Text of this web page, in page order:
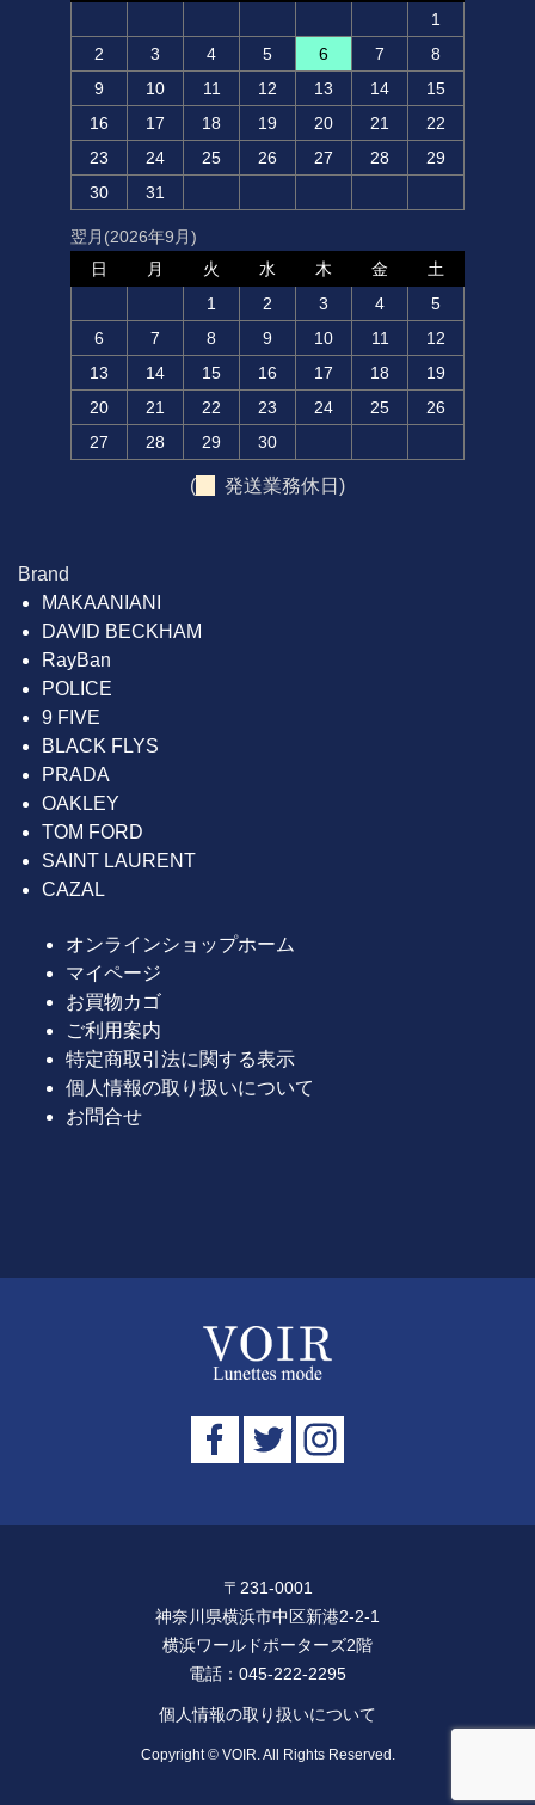
1
2
3 4 5 6 7
8
9
10 11 12 13 14
15
16
17 18 19 20 21
22
23
24 25 26 27 28
29
30
31
翌月(2026年9月)
日
月 火 水 木 金
土
1
2 3 4
5
6
7 8 9 10 11
12
13
14 15 16 17 18
19
20
21 22 23 24 25
26
27
28 29 30
( 発送業務休日)
Brand
MAKAANIANI
DAVID BECKHAM
RayBan
POLICE
9 FIVE
BLACK FLYS
PRADA
OAKLEY
TOM FORD
SAINT LAURENT
CAZAL
オンラインショップホーム
マイページ
お買物カゴ
ご利用案内
特定商取引法に関する表示
個人情報の取り扱いについて
お問合せ
〒231-0001
神奈川県横浜市中区新港2-2-1
横浜ワールドポーターズ2階
電話： 045-222-2295
個人情報の取り扱いについて
Copyright © VOIR. All Rights Reserved.